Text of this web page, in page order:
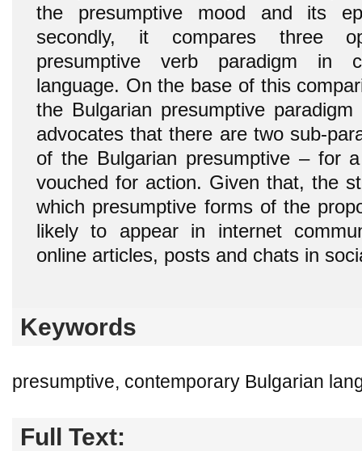
the presumptive mood and its
secondly, it compares three
presumptive verb paradigm in
language. On the base of this
the Bulgarian presumptive
advocates that there are two sub-
of the Bulgarian presumptive – for
vouched for action. Given that, the
which presumptive forms of the
likely to appear in internet
online articles, posts and chats in
Keywords
presumptive, contemporary Bulgarian
Full Text: